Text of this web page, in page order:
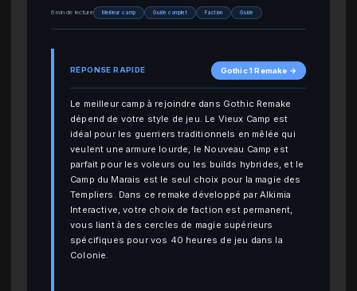
6 min de lecture Meilleur camp Guide complet Faction Guide
RÉPONSE RAPIDE Gothic 1 Remake →
Le meilleur camp à rejoindre dans Gothic Remake
dépend de votre style de jeu. Le Vieux Camp est
idéal pour les guerriers traditionnels en mêlée qui
veulent une armure lourde, le Nouveau Camp est
parfait pour les voleurs ou les builds hybrides, et le
Camp du Marais est le seul choix pour la magie des
Templiers. Dans ce remake développé par Alkimia
Interactive, votre choix de faction est permanent,
vous liant à des cercles de magie supérieurs
spécifiques pour vos 40 heures de jeu dans la
Colonie.